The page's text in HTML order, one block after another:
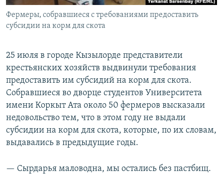
Фермеры, собравшиеся с требованиями предоставить
субсидии на корм для скота
25 июля в городе Кызылорде представители
крестьянских хозяйств выдвинули требования
предоставить им субсидий на корм для скота.
Собравшиеся во дворце студентов Университета
имени Коркыт Ата около 50 фермеров высказали
недовольство тем, что в этом году не выдали
субсидии на корм для скота, которые, по их словам,
выдавались в предыдущие годы.
— Сырдарья маловодна, мы остались без пастбищ.